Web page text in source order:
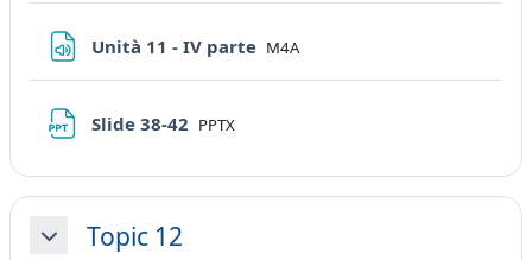
Unità 11 - IV parte File
M4A
Slide 38-42 File
PPTX
MinimizzaTopic 12